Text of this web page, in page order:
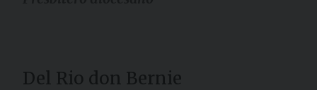
Del Rio don Bernie